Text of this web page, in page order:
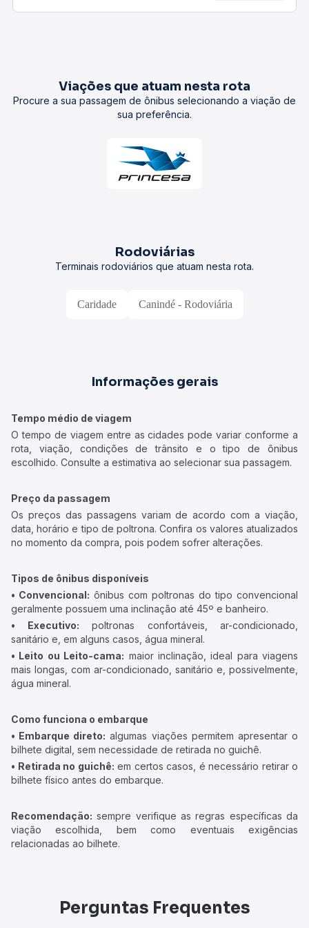
Viações que atuam nesta rota
Procure a sua passagem de ônibus selecionando a viação de
sua preferência.
Rodoviárias
Terminais rodoviários que atuam nesta rota.
Caridade Canindé - Rodoviária
Informações gerais
Tempo médio de viagem
O tempo de viagem entre as cidades pode variar conforme a
rota, viação, condições de trânsito e o tipo de ônibus
escolhido. Consulte a estimativa ao selecionar sua passagem.
Preço da passagem
Os preços das passagens variam de acordo com a viação,
data, horário e tipo de poltrona. Confira os valores atualizados
no momento da compra, pois podem sofrer alterações.
Tipos de ônibus disponíveis
• Convencional: ônibus com poltronas do tipo convencional
geralmente possuem uma inclinação até 45º e banheiro.
• Executivo: poltronas confortáveis, ar-condicionado,
sanitário e, em alguns casos, água mineral.
• Leito ou Leito-cama: maior inclinação, ideal para viagens
mais longas, com ar-condicionado, sanitário e, possivelmente,
água mineral.
Como funciona o embarque
• Embarque direto: algumas viações permitem apresentar o
bilhete digital, sem necessidade de retirada no guichê.
• Retirada no guichê: em certos casos, é necessário retirar o
bilhete físico antes do embarque.
Recomendação: sempre verifique as regras específicas da
viação escolhida, bem como eventuais exigências
relacionadas ao bilhete.
Perguntas Frequentes